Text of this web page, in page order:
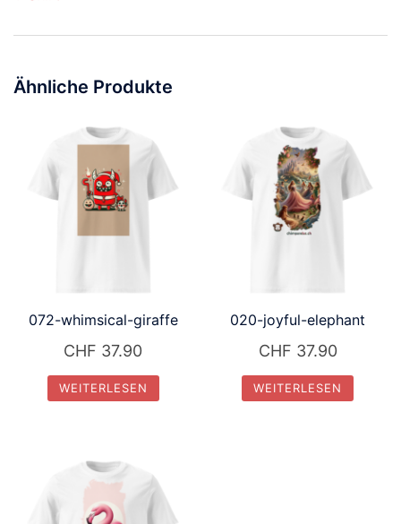
Ähnliche Produkte
072-whimsical-giraffe
CHF 37.90
WEITERLESEN
020-joyful-elephant
CHF 37.90
WEITERLESEN